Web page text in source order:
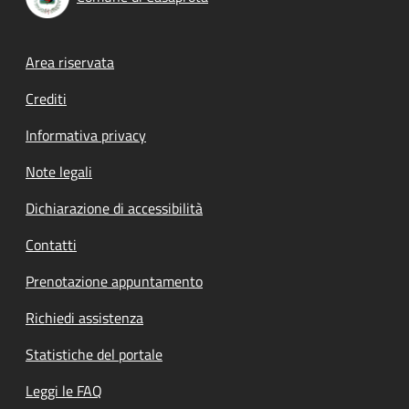
Footer menu
Area riservata
Crediti
Informativa privacy
Note legali
Dichiarazione di accessibilità
Contatti
Prenotazione appuntamento
Richiedi assistenza
Statistiche del portale
Leggi le FAQ